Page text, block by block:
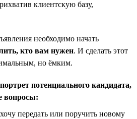
клиентскую базу,
необходимо начать
кто вам нужен. И сделать этот
но ёмким.
потенциального кандидата,
вопросы:
передать или поручить новому